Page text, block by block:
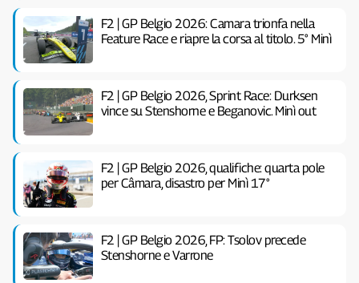
F2 | GP Belgio 2026: Camara trionfa nella
Feature Race e riapre la corsa al titolo. 5° Minì
F2 | GP Belgio 2026, Sprint Race: Durksen
vince su Stenshorne e Beganovic. Minì out
F2 | GP Belgio 2026, qualifiche: quarta pole
per Câmara, disastro per Minì 17°
F2 | GP Belgio 2026, FP: Tsolov precede
Stenshorne e Varrone